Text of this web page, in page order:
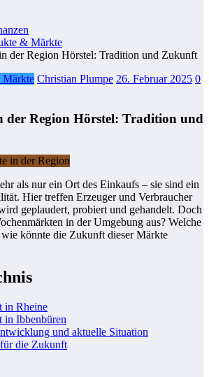
& Märkte
der Region Hörstel: Tradition und Zukunft
Märkte Christian Plumpe 26. Februar 2025 0
der Region Hörstel: Tradition und
als nur ein Ort des Einkaufs – sie sind ein
Hier treffen Erzeuger und Verbraucher
geplaudert, probiert und gehandelt. Doch
in der Umgebung aus? Welche
könnte die Zukunft dieser Märkte
in Rheine
in Ibbenbüren
und aktuelle Situation
die Zukunft